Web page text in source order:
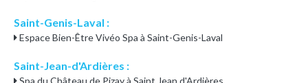
Saint-Genis-Laval :
Espace Bien-Être Vivéo Spa à Saint-Genis-Laval
Saint-Jean-d'Ardières :
Spa du Château de Pizay à Saint Jean d'Ardières